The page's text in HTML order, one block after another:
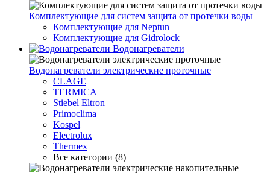
Комплектующие для систем защита от протечки воды
Комплектующие для Neptun
Комплектующие для Gidrolock
Водонагреватели
Водонагреватeли электрические проточные
CLAGE
TERMICA
Stiebel Eltron
Primoclima
Kospel
Electrolux
Thermex
Все категории (8)